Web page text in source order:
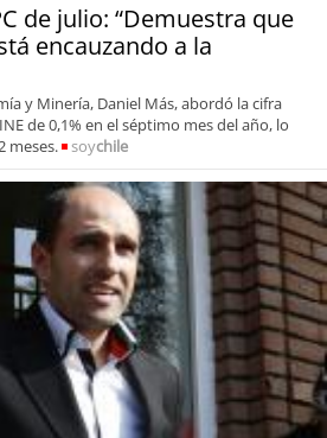
de julio: “Demuestra que
encauzando a la
y Minería, Daniel Más, abordó la cifra
de 0,1% en el séptimo mes del año, lo
meses.
soychile